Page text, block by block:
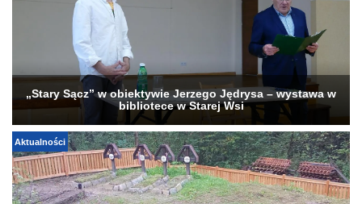
„Stary Sącz” w obiektywie Jerzego Jędrysa – wystawa w
bibliotece w Starej Wsi
Aktualności